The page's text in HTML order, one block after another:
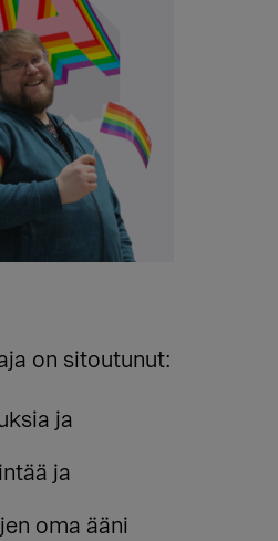
on sitoutunut:
ja
ja
oma ääni